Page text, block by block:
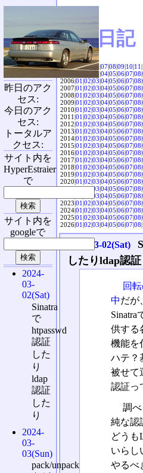
SVX日記
2004|04|05|06|07|08|09|10|11|
|04|05|06|07|08|
2006|01|02|03|04|05|06|07|08|
2007|01|02|03|04|05|06|07|08|
2008|01|02|03|04|05|06|07|08|
2009|01|02|03|04|05|06|07|08|
2010|01|02|03|04|05|06|07|08|
2011|01|02|03|04|05|06|07|08|
2012|01|02|03|04|05|06|07|08|
2013|01|02|03|04|05|06|07|08|
2014|01|02|03|04|05|06|07|08|
2015|01|02|03|04|05|06|07|08|
2016|01|02|03|04|05|06|07|08|
2017|01|02|03|04|05|06|07|08|
2018|01|02|03|04|05|06|07|08|
2019|01|02|03|04|05|06|07|08|
2020|01|02|03|04|05|06|07|08|
2021|01|02|03|04|05|06|07|08|
03|04|05|06|07|08|
2023|01|02|03|04|05|06|07|08|
2024|01|02|03|04|05|06|07|08|
2025|01|02|03|04|05|06|07|08|
2026|01|02|03|04|05|06|07|08|
2024-03-02(Sat)
したりldap認
回
中だが
Sinatra
供する
機能を
ハテ？
被せて
認証っ
調
純な認
どうも
いらし
やるべ
昨日のアク
セス:
今日のアク
セス:
トータルア
クセス:
サイト内を
HyperEstraier
で
サイト内を
googleで
2024-
03-
02(Sat)
Sinatra
で
htpasswd
認証
した
り
ldap
認証
した
り
2024-
03-
03(Sun)
pack/unpack